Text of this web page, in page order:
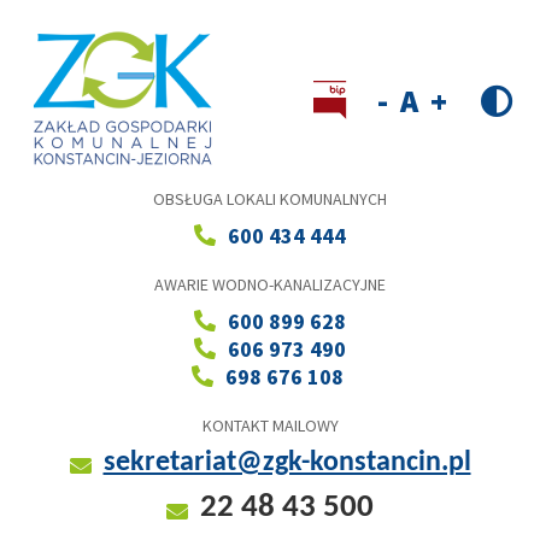
OBSŁUGA LOKALI KOMUNALNYCH
600 434 444
AWARIE WODNO-KANALIZACYJNE
600 899 628
606 973 490
698 676 108
KONTAKT MAILOWY
sekretariat@zgk-konstancin.pl
22 48 43 500
size